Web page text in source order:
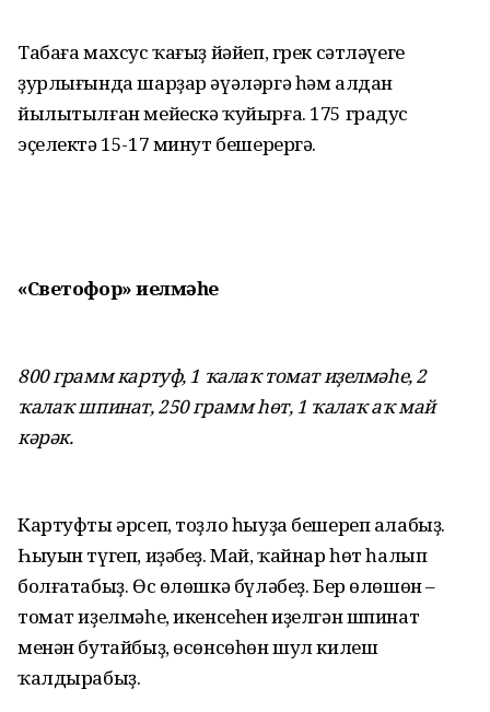
Табаға махсус ҡағыҙ йәйеп, грек сәтләүеге
ҙурлығында шарҙар әүә­ләргә һәм алдан
йылытылған мейескә ҡуйырға. 175 градус
эҫелектә 15-17 минут бешерергә.
«Светофор» иҙелмәһе
800 грамм картуф, 1 ҡалаҡ томат иҙелмәһе, 2
ҡалаҡ шпинат, 250 грамм һөт, 1 ҡалаҡ аҡ май
кәрәк.
Картуфты әрсеп, тоҙло һыуҙа бешереп алабыҙ.
Һыуын түгеп, иҙәбеҙ. Май, ҡайнар һөт һалып
болғатабыҙ. Өс өлөшкә бүләбеҙ. Бер өлөшөн –
томат иҙелмәһе, икенсеһен иҙелгән шпинат
менән бутайбыҙ, өсөнсөһөн шул килеш
ҡалдырабыҙ.